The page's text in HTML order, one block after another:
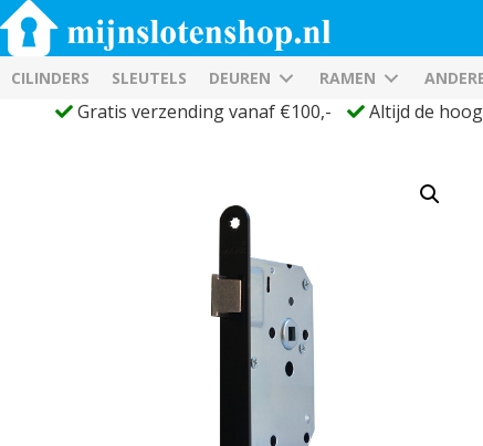
CILINDERS SLEUTELS DEUREN RAMEN
Gratis verzending vanaf €100,- Altijd de